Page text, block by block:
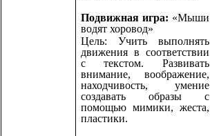
Подвижная игра: «Мыши
водят хоровод»
Цель: Учить выполнять
движения в соответствии
с текстом. Развивать
внимание, воображение,
находчивость, умение
создавать образы с
помощью мимики, жеста,
пластики.